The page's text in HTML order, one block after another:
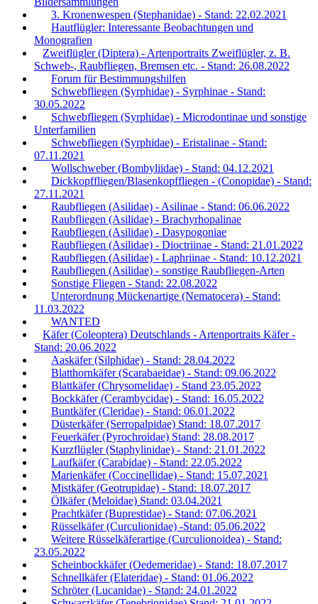
3. Kronenwespen (Stephanidae) - Stand: 22.02.2021
Hautflügler: Interessante Beobachtungen und
Monografien
Zweiflügler (Diptera) - Artenportraits Zweiflügler, z. B.
Schweb-, Raubfliegen, Bremsen etc. - Stand: 26.08.2022
Forum für Bestimmungshilfen
Schwebfliegen (Syrphidae) - Syrphinae - Stand:
30.05.2022
Schwebfliegen (Syrphidae) - Microdontinae und sonstige
Unterfamilien
Schwebfliegen (Syrphidae) - Eristalinae - Stand:
07.11.2021
Wollschweber (Bombyliidae) - Stand: 04.12.2021
Dickkopffliegen/Blasenkopffliegen - (Conopidae) - Stand:
27.11.2021
Raubfliegen (Asilidae) - Asilinae - Stand: 06.06.2022
Raubfliegen (Asilidae) - Brachyrhopalinae
Raubfliegen (Asilidae) - Dasypogoniae
Raubfliegen (Asilidae) - Dioctriinae - Stand: 21.01.2022
Raubfliegen (Asilidae) - Laphriinae - Stand: 10.12.2021
Raubfliegen (Asilidae) - sonstige Raubfliegen-Arten
Sonstige Fliegen - Stand: 22.08.2022
Unterordnung Mückenartige (Nematocera) - Stand:
11.03.2022
WANTED
Käfer (Coleoptera) Deutschlands - Artenportraits Käfer -
Stand: 20.06.2022
Aaskäfer (Silphidae) - Stand: 28.04.2022
Blatthornkäfer (Scarabaeidae) - Stand: 09.06.2022
Blattkäfer (Chrysomelidae) - Stand 23.05.2022
Bockkäfer (Cerambycidae) - Stand: 16.05.2022
Buntkäfer (Cleridae) - Stand: 06.01.2022
Düsterkäfer (Serropalpidae) Stand: 18.07.2017
Feuerkäfer (Pyrochroidae) Stand: 28.08.2017
Kurzflügler (Staphylinidae) - Stand: 21.01.2022
Laufkäfer (Carabidae) - Stand: 22.05.2022
Marienkäfer (Coccinellidae) - Stand: 15.07.2021
Mistkäfer (Geotrupidae) - Stand: 18.07.2017
Ölkäfer (Meloidae) Stand: 03.04.2021
Prachtkäfer (Buprestidae) - Stand: 07.06.2021
Rüsselkäfer (Curculionidae) -Stand: 05.06.2022
Weitere Rüsselkäferartige (Curculionoidea) - Stand:
23.05.2022
Scheinbockkäfer (Oedemeridae) - Stand: 18.07.2017
Schnellkäfer (Elateridae) - Stand: 01.06.2022
Schröter (Lucanidae) - Stand: 24.01.2022